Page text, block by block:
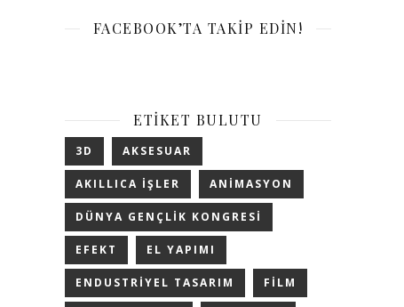
FACEBOOK’TA TAKIP EDIN!
ETIKET BULUTU
3D AKSESUAR
AKILLICA IŞLER ANIMASYON
DÜNYA GENÇLIK KONGRESI
EFEKT EL YAPIMI
ENDUSTRIYEL TASARIM FILM